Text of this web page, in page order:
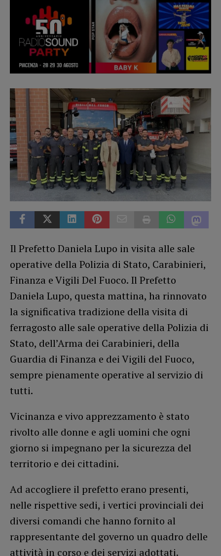
Il Prefetto Daniela Lupo in visita alle sale
operative della Polizia di Stato, Carabinieri,
Finanza e Vigili Del Fuoco. Il Prefetto
Daniela Lupo, questa mattina, ha rinnovato
la significativa tradizione della visita di
ferragosto alle sale operative della Polizia di
Stato, dell’Arma dei Carabinieri, della
Guardia di Finanza e dei Vigili del Fuoco,
sempre pienamente operative al servizio di
tutti.
Vicinanza e vivo apprezzamento è stato
rivolto alle donne e agli uomini che ogni
giorno si impegnano per la sicurezza del
territorio e dei cittadini.
Ad accogliere il prefetto erano presenti,
nelle rispettive sedi, i vertici provinciali dei
diversi comandi che hanno fornito al
rappresentante del governo un quadro delle
attività in corso e dei servizi adottati.